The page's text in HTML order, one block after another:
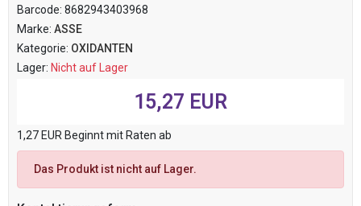
Barcode: 8682943403968
Marke: ASSE
Kategorie: OXIDANTEN
Lager: Nicht auf Lager
15,27 EUR
1,27 EUR Beginnt mit Raten ab
Das Produkt ist nicht auf Lager.